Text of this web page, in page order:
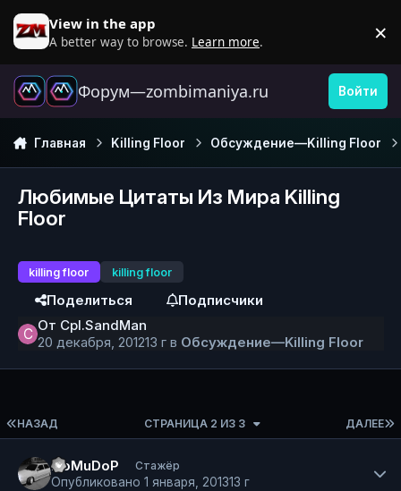
Перейти к содержанию
View in the app
A better way to browse. Learn more. ×
Форум—zombimaniya.ru Войти
Главная Killing Floor Обсуждение—Killing Floor
Любимые Цитаты Из Мира Killing
Floor
killing floor killing floor
Поделиться
Подписчики
От Cpl.SandMan
20 декабря, 201213 г в Обсуждение—Killing Floor
ПЕРВАЯ СТРАНИЦА
НАЗАД ДАЛЕЕ
СТРАНИЦА 2 ИЗ 3
I7oMuDoP Стажёр
Опубликовано 1 января, 201313 г